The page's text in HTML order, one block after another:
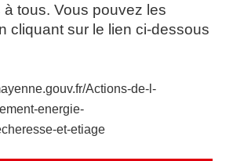
tous. Vous pouvez les
cliquant sur le lien ci-dessous
Actions-de-l-
energie-
et-etiage